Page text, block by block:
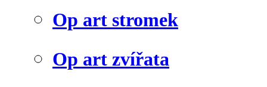
Op art stromek
Op art zvířata